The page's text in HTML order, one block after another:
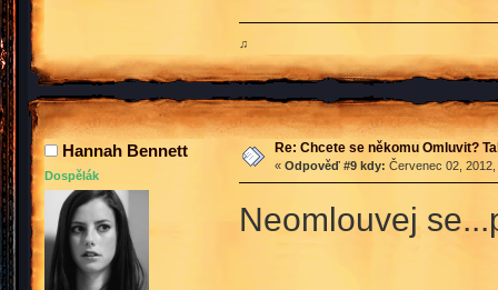
♫
Hannah Bennett
Dospělák
Re: Chcete se někomu Omluvit?
« Odpověď #9 kdy: Červenec 02,
Neomlouvej